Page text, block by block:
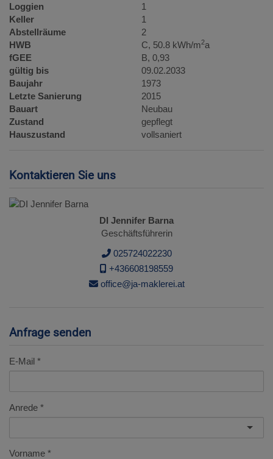
Loggien
1
Keller
1
Abstellräume
2
HWB
C, 50.8 kWh/m2a
fGEE
B, 0,93
gültig bis
09.02.2033
Baujahr
1973
Letzte Sanierung
2015
Bauart
Neubau
Zustand
gepflegt
Hauszustand
vollsaniert
Kontaktieren Sie uns
DI Jennifer Barna
Geschäftsführerin
025724022230
+436608198559
office@ja-maklerei.at
Anfrage senden
E-Mail
Anrede
Vorname